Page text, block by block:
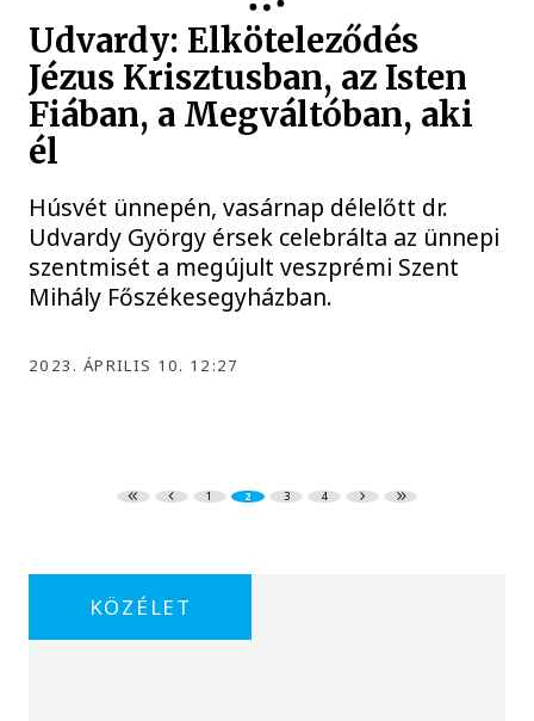
Udvardy: Elköteleződés
Jézus Krisztusban, az Isten
Fiában, a Megváltóban, aki
él
Húsvét ünnepén, vasárnap délelőtt dr.
Udvardy György érsek celebrálta az ünnepi
szentmisét a megújult veszprémi Szent
Mihály Főszékesegyházban.
2023. ÁPRILIS 10. 12:27
1 2 3 4
KÖZÉLET